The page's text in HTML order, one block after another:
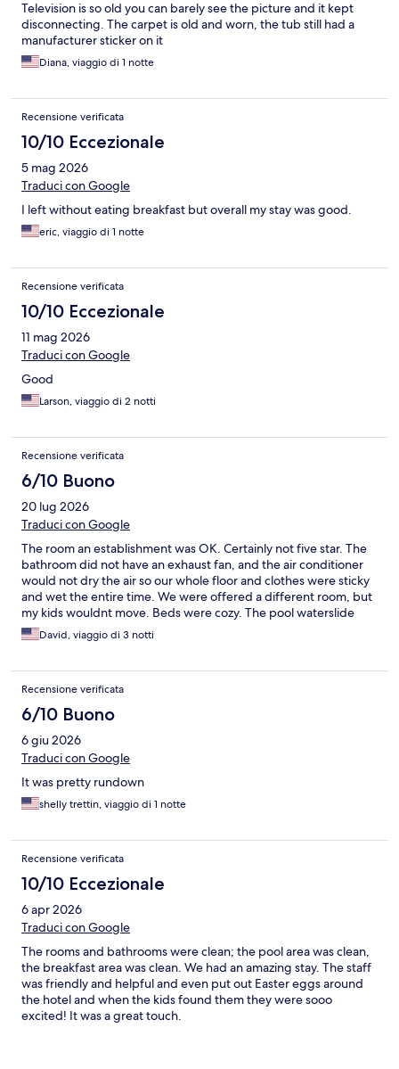
Television is so old you can barely see the picture and it kept
disconnecting. The carpet is old and worn, the tub still had a
manufacturer sticker on it
Diana, viaggio di 1 notte
Recensione verificata
10/10 Eccezionale
5 mag 2026
Traduci con Google
I left without eating breakfast but overall my stay was good.
eric, viaggio di 1 notte
Recensione verificata
10/10 Eccezionale
11 mag 2026
Traduci con Google
Good
Larson, viaggio di 2 notti
Recensione verificata
6/10 Buono
20 lug 2026
Traduci con Google
The room an establishment was OK. Certainly not five star. The
bathroom did not have an exhaust fan, and the air conditioner
would not dry the air so our whole floor and clothes were sticky
and wet the entire time. We were offered a different room, but
my kids wouldnt move. Beds were cozy. The pool waterslide
was great with the kids. Plenty of towels available. Everything
that we need from the wait staff was met. We needed a couple
Breakfast was mediocre but it had everything you would
typically find. Location was good for the typical Fargo attractions
like sky zone and king pins.
David, viaggio di 3 notti
Recensione verificata
6/10 Buono
6 giu 2026
Traduci con Google
It was pretty rundown
shelly trettin, viaggio di 1 notte
Recensione verificata
10/10 Eccezionale
6 apr 2026
Traduci con Google
The rooms and bathrooms were clean; the pool area was clean,
the breakfast area was clean. We had an amazing stay. The staff
was friendly and helpful and even put out Easter eggs around
the hotel and when the kids found them they were sooo
excited! It was a great touch.